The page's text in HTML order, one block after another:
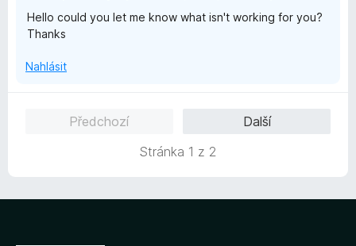
Hello could you let me know what isn't working for you?
Thanks
Nahlásit
Předchozí
Další
Stránka 1 z 2